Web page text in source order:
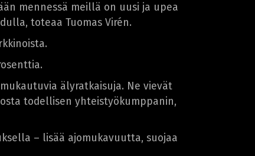
mennessä meillä on uusi ja upea
toteaa Tuomas Virén.
älyratkaisuja. Ne vievät
todellisen yhteistyökumppanin,
– lisää ajomukavuutta, suojaa